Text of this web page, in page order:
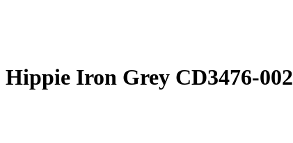
Iron Grey CD3476-002